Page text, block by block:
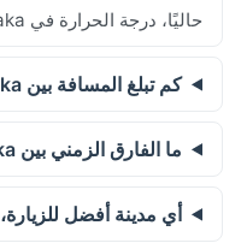
حاليًا، درجة الحرارة في Osaka هي 23°C وفي موسكو هي 23°C.
كم تبلغ المسافة بين Osaka وموسكو؟
ما الفارق الزمني بين Osaka وموسكو؟
أي مدينة أفضل للزيارة، Osaka أم موسكو؟